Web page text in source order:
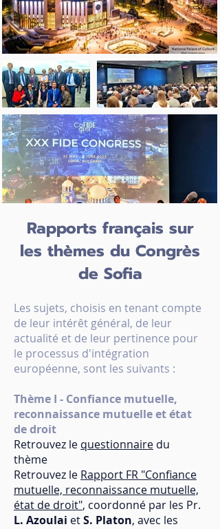
Rapports français sur
les thèmes du Congrès
de Sofia
Les sujets, choisis en tenant compte
de leur intérêt général, de leur
actualité et de leur pertinence pour
le processus d'intégration
européenne, sont les suivants :
Thème I - Confiance mutuelle,
reconnaissance mutuelle et état
de droit
Retrouvez le questionnaire du
thème
Retrouvez le Rapport FR "Confiance
mutuelle, reconnaissance mutuelle,
état de droit", coordonné par les Pr.
L. Azoulai etS. Platon, avec les